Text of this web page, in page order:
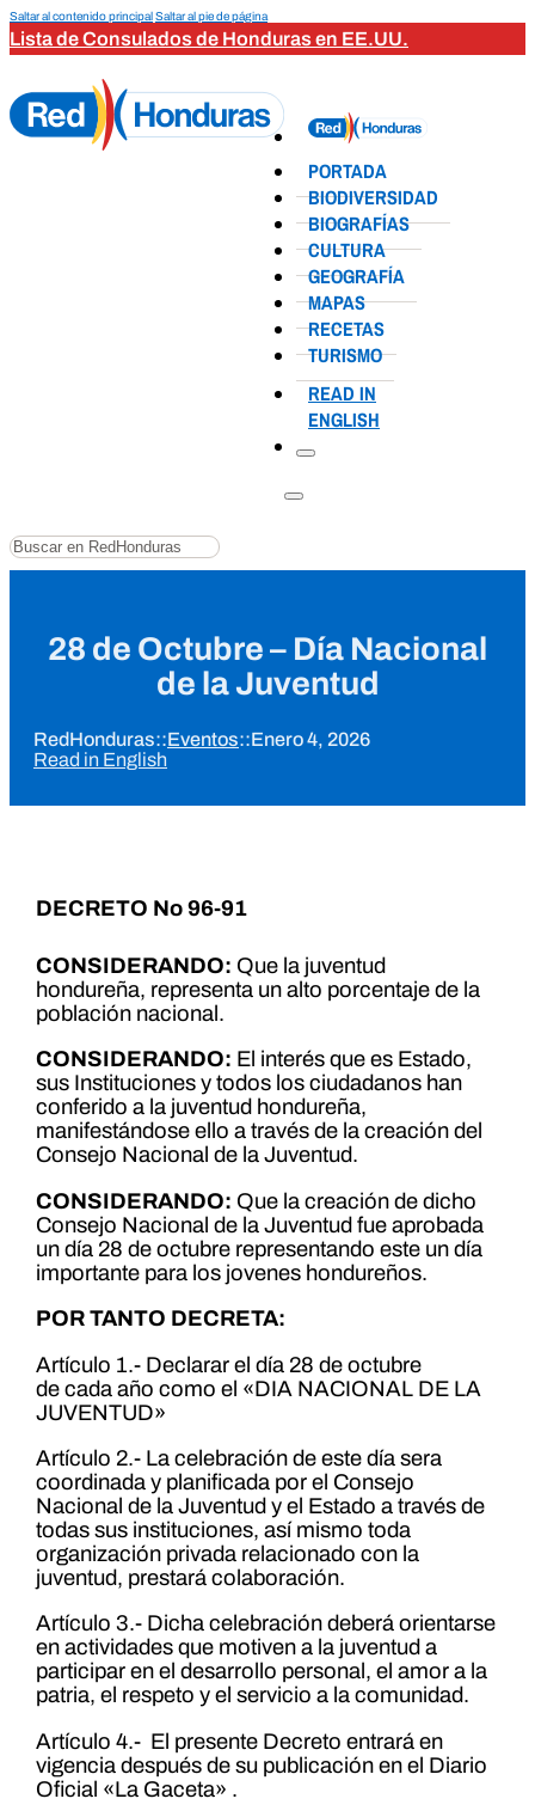
Saltar al contenido principalSaltar al pie de página
Lista de Consulados de Honduras en EE.UU.
PORTADA
BIODIVERSIDAD
BIOGRAFÍAS
CULTURA
GEOGRAFÍA
MAPAS
RECETAS
TURISMO
READ IN
ENGLISH
Buscar
28 de Octubre – Día Nacional
de la Juventud
RedHonduras::Eventos::Enero 4, 2026
Read in English
DECRETO No 96-91
CONSIDERANDO: Que la juventud
hondureña, representa un alto porcentaje de la
población nacional.
CONSIDERANDO: El interés que es Estado,
sus Instituciones y todos los ciudadanos han
conferido a la juventud hondureña,
manifestándose ello a través de la creación del
Consejo Nacional de la Juventud.
CONSIDERANDO: Que la creación de dicho
Consejo Nacional de la Juventud fue aprobada
un día 28 de octubre representando este un día
importante para los jovenes hondureños.
POR TANTO DECRETA:
Artículo 1.- Declarar el día 28 de octubre
de cada año como el «DIA NACIONAL DE LA
JUVENTUD»
Artículo 2.- La celebración de este día sera
coordinada y planificada por el Consejo
Nacional de la Juventud y el Estado a través de
todas sus instituciones, así mismo toda
organización privada relacionado con la
juventud, prestará colaboración.
Artículo 3.- Dicha celebración deberá orientarse
en actividades que motiven a la juventud a
participar en el desarrollo personal, el amor a la
patria, el respeto y el servicio a la comunidad.
Artículo 4.- El presente Decreto entrará en
vigencia después de su publicación en el Diario
Oficial «La Gaceta» .